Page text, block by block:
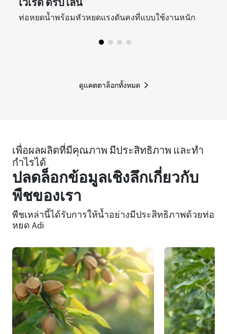
ท่อหยดน้ำพร้อมหัวหยดแรงดันคงที่แบบใช้งานหนัก
ดูแคตตาล็อกทั้งหมด
เพื่อผลผลิตที่มีคุณภาพ มีประสิทธิภาพ และทำ
กำไรได้
ปลดล็อกข้อมูลเชิงลึกเกี่ยวกับ
พืชของเรา
พืชเหล่านี้ได้รับการให้น้ำอย่างมีประสิทธิภาพด้วยท่อ
หยด Adi